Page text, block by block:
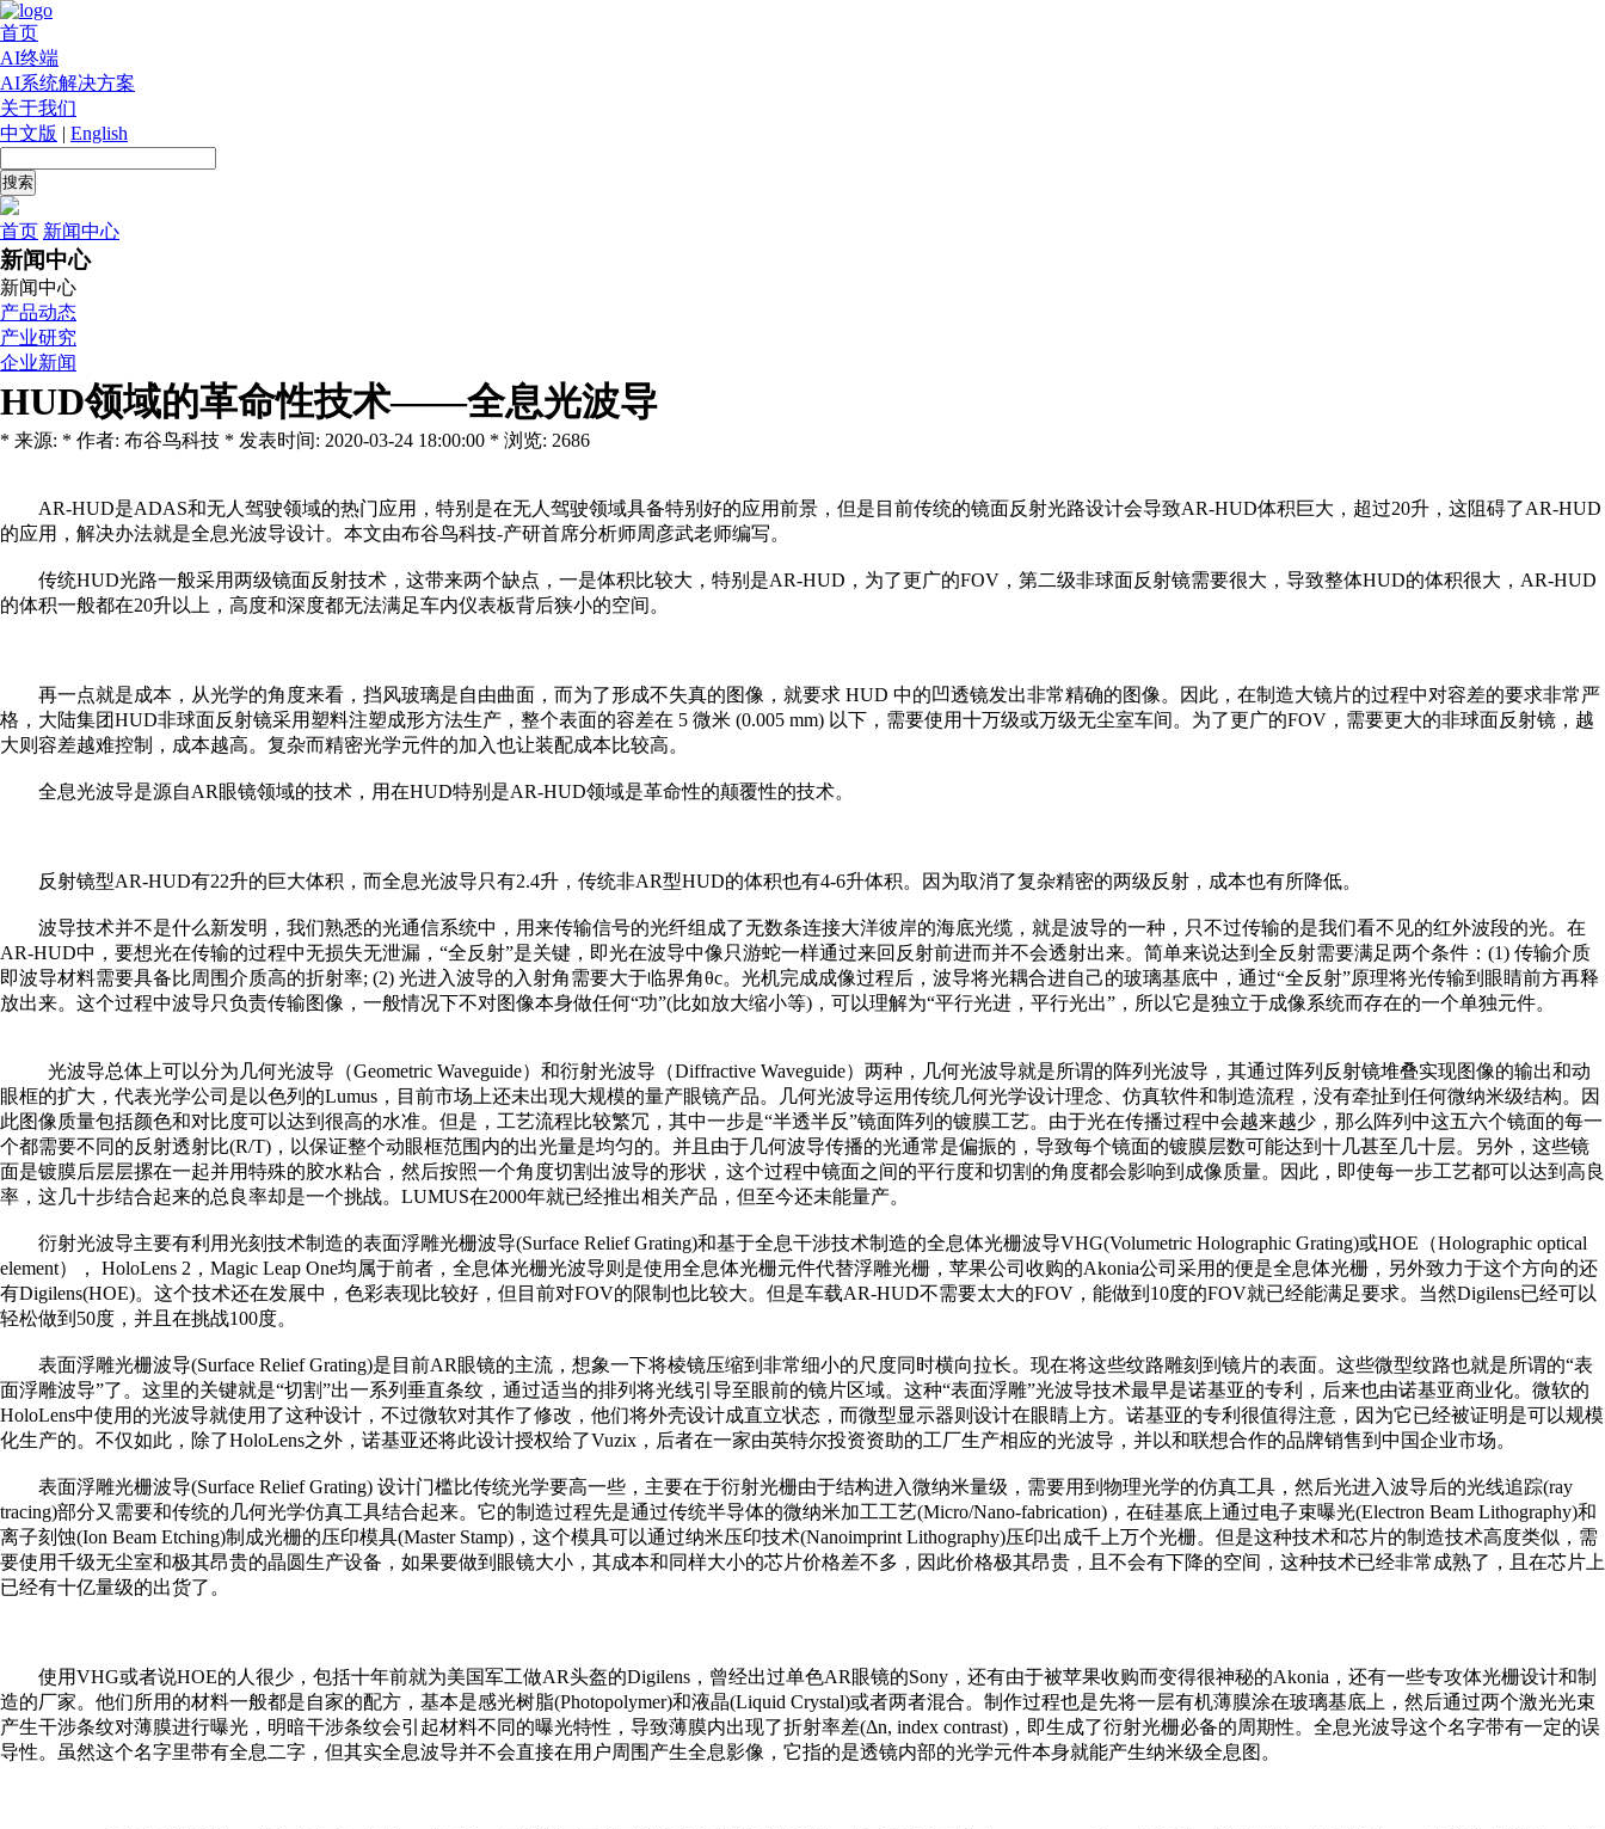
首页
AI终端
AI系统解决方案
关于我们
中文版 | English
首页 新闻中心
新闻中心
新闻中心
产品动态
产业研究
企业新闻
HUD领域的革命性技术——全息光波导
* 来源: * 作者: 布谷鸟科技 * 发表时间: 2020-03-24 18:00:00 * 浏览: 2686
AR-HUD是ADAS和无人驾驶领域的热门应用，特别是在无人驾驶领域具备特别好的应用前景，但是目前传统的镜面反射光路设计会导致AR-HUD体积巨大，超过20升，这阻碍了AR-HUD
的应用，解决办法就是全息光波导设计。本文由布谷鸟科技-产研首席分析师周彦武老师编写。
传统HUD光路一般采用两级镜面反射技术，这带来两个缺点，一是体积比较大，特别是AR-HUD，为了更广的FOV，第二级非球面反射镜需要很大，导致整体HUD的体积很大，AR-HUD
的体积一般都在20升以上，高度和深度都无法满足车内仪表板背后狭小的空间。
再一点就是成本，从光学的角度来看，挡风玻璃是自由曲面，而为了形成不失真的图像，就要求 HUD 中的凹透镜发出非常精确的图像。因此，在制造大镜片的过程中对容差的要求非常严
格，大陆集团HUD非球面反射镜采用塑料注塑成形方法生产，整个表面的容差在 5 微米 (0.005 mm) 以下，需要使用十万级或万级无尘室车间。为了更广的FOV，需要更大的非球面反射镜，越
大则容差越难控制，成本越高。复杂而精密光学元件的加入也让装配成本比较高。
全息光波导是源自AR眼镜领域的技术，用在HUD特别是AR-HUD领域是革命性的颠覆性的技术。
反射镜型AR-HUD有22升的巨大体积，而全息光波导只有2.4升，传统非AR型HUD的体积也有4-6升体积。因为取消了复杂精密的两级反射，成本也有所降低。
波导技术并不是什么新发明，我们熟悉的光通信系统中，用来传输信号的光纤组成了无数条连接大洋彼岸的海底光缆，就是波导的一种，只不过传输的是我们看不见的红外波段的光。在
AR-HUD中，要想光在传输的过程中无损失无泄漏，“全反射”是关键，即光在波导中像只游蛇一样通过来回反射前进而并不会透射出来。简单来说达到全反射需要满足两个条件：(1) 传输介质
即波导材料需要具备比周围介质高的折射率; (2) 光进入波导的入射角需要大于临界角θc。光机完成成像过程后，波导将光耦合进自己的玻璃基底中，通过“全反射”原理将光传输到眼睛前方再释
放出来。这个过程中波导只负责传输图像，一般情况下不对图像本身做任何“功”(比如放大缩小等)，可以理解为“平行光进，平行光出”，所以它是独立于成像系统而存在的一个单独元件。
光波导总体上可以分为几何光波导（Geometric Waveguide）和衍射光波导（Diffractive Waveguide）两种，几何光波导就是所谓的阵列光波导，其通过阵列反射镜堆叠实现图像的输出和动
眼框的扩大，代表光学公司是以色列的Lumus，目前市场上还未出现大规模的量产眼镜产品。几何光波导运用传统几何光学设计理念、仿真软件和制造流程，没有牵扯到任何微纳米级结构。因
此图像质量包括颜色和对比度可以达到很高的水准。但是，工艺流程比较繁冗，其中一步是“半透半反”镜面阵列的镀膜工艺。由于光在传播过程中会越来越少，那么阵列中这五六个镜面的每一
个都需要不同的反射透射比(R/T)，以保证整个动眼框范围内的出光量是均匀的。并且由于几何波导传播的光通常是偏振的，导致每个镜面的镀膜层数可能达到十几甚至几十层。另外，这些镜
面是镀膜后层层摞在一起并用特殊的胶水粘合，然后按照一个角度切割出波导的形状，这个过程中镜面之间的平行度和切割的角度都会影响到成像质量。因此，即使每一步工艺都可以达到高良
率，这几十步结合起来的总良率却是一个挑战。LUMUS在2000年就已经推出相关产品，但至今还未能量产。
衍射光波导主要有利用光刻技术制造的表面浮雕光栅波导(Surface Relief Grating)和基于全息干涉技术制造的全息体光栅波导VHG(Volumetric Holographic Grating)或HOE（Holographic optical
element）， HoloLens 2，Magic Leap One均属于前者，全息体光栅光波导则是使用全息体光栅元件代替浮雕光栅，苹果公司收购的Akonia公司采用的便是全息体光栅，另外致力于这个方向的还
有Digilens(HOE)。这个技术还在发展中，色彩表现比较好，但目前对FOV的限制也比较大。但是车载AR-HUD不需要太大的FOV，能做到10度的FOV就已经能满足要求。当然Digilens已经可以
轻松做到50度，并且在挑战100度。
表面浮雕光栅波导(Surface Relief Grating)是目前AR眼镜的主流，想象一下将棱镜压缩到非常细小的尺度同时横向拉长。现在将这些纹路雕刻到镜片的表面。这些微型纹路也就是所谓的“表
面浮雕波导”了。这里的关键就是“切割”出一系列垂直条纹，通过适当的排列将光线引导至眼前的镜片区域。这种“表面浮雕”光波导技术最早是诺基亚的专利，后来也由诺基亚商业化。微软的
HoloLens中使用的光波导就使用了这种设计，不过微软对其作了修改，他们将外壳设计成直立状态，而微型显示器则设计在眼睛上方。诺基亚的专利很值得注意，因为它已经被证明是可以规模
化生产的。不仅如此，除了HoloLens之外，诺基亚还将此设计授权给了Vuzix，后者在一家由英特尔投资资助的工厂生产相应的光波导，并以和联想合作的品牌销售到中国企业市场。
表面浮雕光栅波导(Surface Relief Grating) 设计门槛比传统光学要高一些，主要在于衍射光栅由于结构进入微纳米量级，需要用到物理光学的仿真工具，然后光进入波导后的光线追踪(ray
tracing)部分又需要和传统的几何光学仿真工具结合起来。它的制造过程先是通过传统半导体的微纳米加工工艺(Micro/Nano-fabrication)，在硅基底上通过电子束曝光(Electron Beam Lithography)和
离子刻蚀(Ion Beam Etching)制成光栅的压印模具(Master Stamp)，这个模具可以通过纳米压印技术(Nanoimprint Lithography)压印出成千上万个光栅。但是这种技术和芯片的制造技术高度类似，需
要使用千级无尘室和极其昂贵的晶圆生产设备，如果要做到眼镜大小，其成本和同样大小的芯片价格差不多，因此价格极其昂贵，且不会有下降的空间，这种技术已经非常成熟了，且在芯片上
已经有十亿量级的出货了。
使用VHG或者说HOE的人很少，包括十年前就为美国军工做AR头盔的Digilens，曾经出过单色AR眼镜的Sony，还有由于被苹果收购而变得很神秘的Akonia，还有一些专攻体光栅设计和制
造的厂家。他们所用的材料一般都是自家的配方，基本是感光树脂(Photopolymer)和液晶(Liquid Crystal)或者两者混合。制作过程也是先将一层有机薄膜涂在玻璃基底上，然后通过两个激光光束
产生干涉条纹对薄膜进行曝光，明暗干涉条纹会引起材料不同的曝光特性，导致薄膜内出现了折射率差(Δn, index contrast)，即生成了衍射光栅必备的周期性。全息光波导这个名字带有一定的误
导性。虽然这个名字里带有全息二字，但其实全息波导并不会直接在用户周围产生全息影像，它指的是透镜内部的光学元件本身就能产生纳米级全息图。